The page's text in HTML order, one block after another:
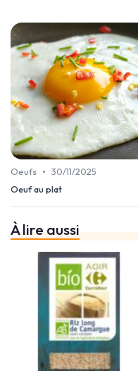
Oeufs • 30/11/2025
Oeuf au plat
À lire aussi